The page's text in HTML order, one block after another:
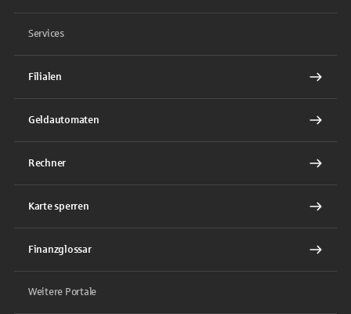
Services
Filialen
Geldautomaten
Rechner
Karte sperren
Finanzglossar
Weitere Portale